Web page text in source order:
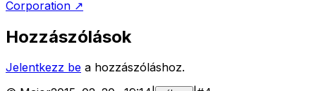
Corporation ↗
Hozzászólások
Jelentkezz be a hozzászóláshoz.